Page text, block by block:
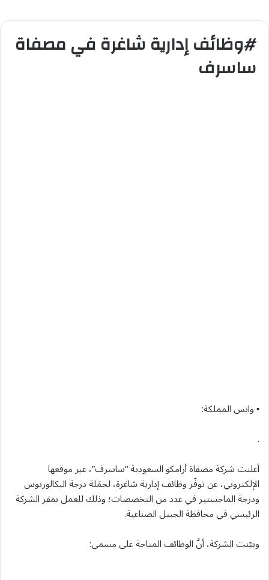
#وظائف إدارية شاغرة في مصفاة
ساسرف
▪︎ واتس المملكة:
.
أعلنت شركة مصفاة أرامكو السعودية “ساسرف”، عبر موقعها
الإلكتروني، عن توفّر وظائف إدارية شاغرة، لحمَلة درجة البكالوريوس
ودرجة الماجستير في عدد من التخصصات؛ وذلك للعمل بمقر الشركة
الرئيسي في محافظة الجبيل الصناعية.
وبيّنت الشركة، أنَّ الوظائف المتاحة على مسمى: